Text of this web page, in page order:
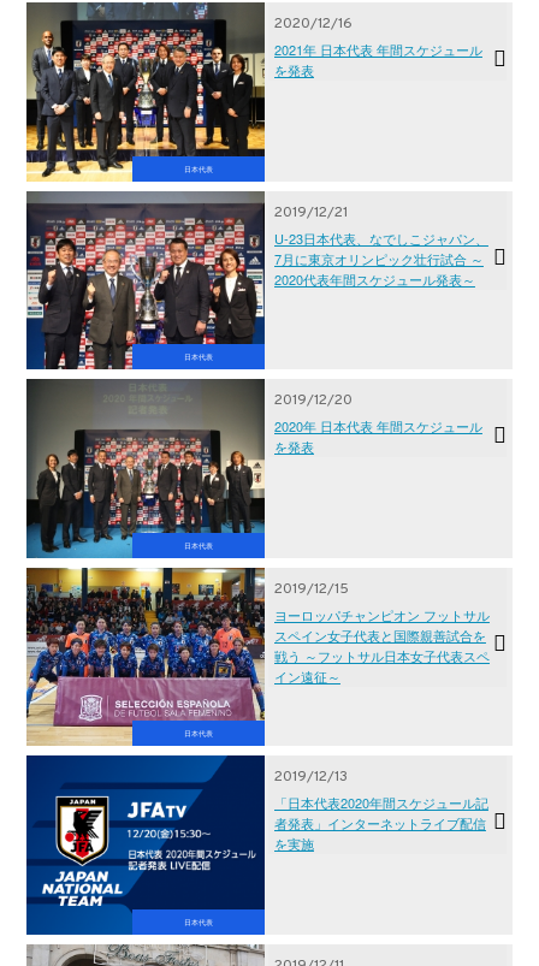
日本代表
2020/12/16
2021年 日本代表 年間スケジュール
を発表
日本代表
2019/12/21
U-23日本代表、なでしこジャパン、
7月に東京オリンピック壮行試合 ～
2020代表年間スケジュール発表～
日本代表
2019/12/20
2020年 日本代表 年間スケジュール
を発表
日本代表
2019/12/15
ヨーロッパチャンピオン フットサル
スペイン女子代表と国際親善試合を
戦う ～フットサル日本女子代表スペ
イン遠征～
日本代表
2019/12/13
「日本代表2020年間スケジュール記
者発表」インターネットライブ配信
を実施